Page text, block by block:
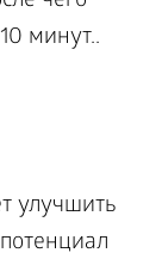
минут..
улучшить